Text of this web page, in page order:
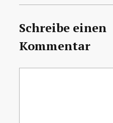
Schreibe einen
Kommentar